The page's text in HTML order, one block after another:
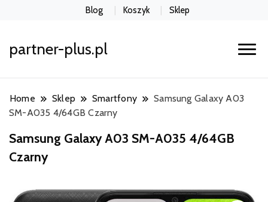
Blog Koszyk Sklep
partner-plus.pl
Home Sklep Smartfony
Samsung Galaxy A03
SM-A035 4/64GB Czarny
Samsung Galaxy A03 SM-A035 4/64GB
Czarny